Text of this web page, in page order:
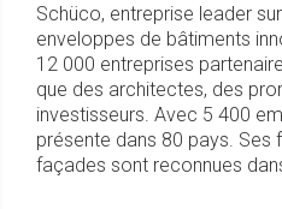
Schüco, entreprise leader
enveloppes de bâtiments
12 000 entreprises
que des architectes, des
investisseurs. Avec 5 400
présente dans 80 pays. Ses
façades sont reconnues